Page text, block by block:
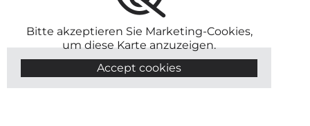
Bitte akzeptieren Sie Marketing-Cookies,
um diese Karte anzuzeigen.
Accept cookies